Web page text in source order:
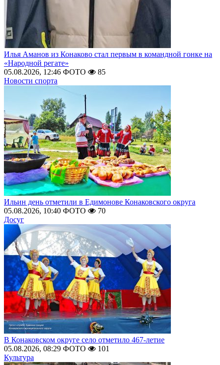
Илья Аманов из Конаково стал первым в командной гонке на
«Народной регате»
05.08.2026, 12:46 ФОТО
85
Новости спорта
Ильин день отметили в Едимонове Конаковского округа
05.08.2026, 10:40 ФОТО
70
Досуг
В Конаковском округе село отметило 467-летие
05.08.2026, 08:29 ФОТО
101
Культура